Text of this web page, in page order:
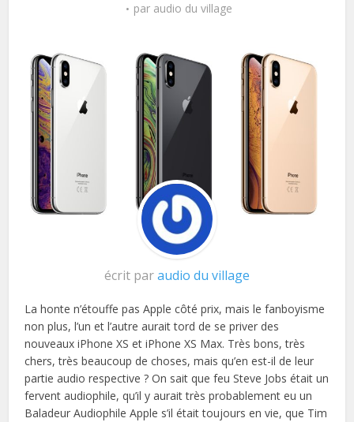
par audio du village
écrit paraudio du village
La honte n’étouffe pas Apple côté prix, mais le fanboyisme
non plus, l’un et l’autre aurait tord de se priver des
nouveaux iPhone XS et iPhone XS Max. Très bons, très
chers, très beaucoup de choses, mais qu’en est-il de leur
partie audio respective ? On sait que feu Steve Jobs était un
fervent audiophile, qu’il y aurait très probablement eu un
Baladeur Audiophile Apple s’il était toujours en vie, que Tim